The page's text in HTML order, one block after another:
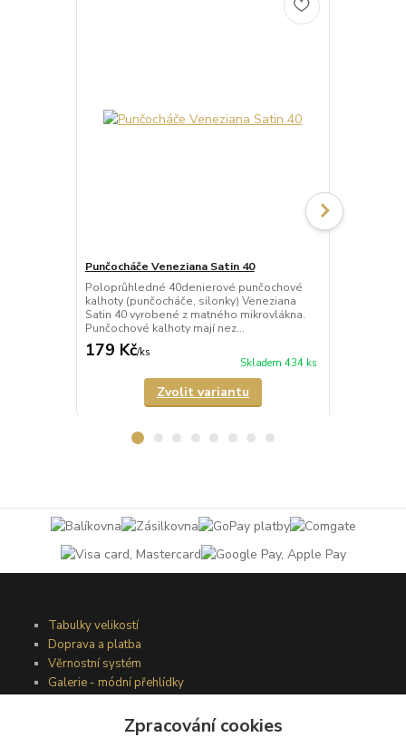
Punčocháče Veneziana Satin 40
Poloprůhledné 40denierové punčochové
kalhoty (punčocháče, silonky) Veneziana
Satin 40 vyrobené z matného mikrovlákna.
Punčochové kalhoty mají nez...
179 Kč/ks
Skladem 434 ks
Zvolit variantu
Tabulky velikostí
Doprava a platba
Věrnostní systém
Galerie - módní přehlídky
Zpracování cookies